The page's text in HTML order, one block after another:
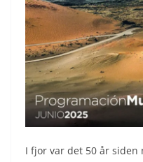
I fjor var det 50 år siden